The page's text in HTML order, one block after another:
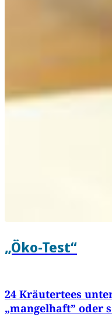
„Öko-Test“
24 Kräutertees
„mangelhaft” oder